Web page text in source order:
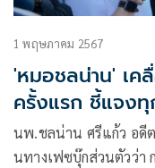
1 พฤษภาคม 2567
'หมอชลน่าน' เค
ครั้งแรก ชี้แจงทุ
นพ.ชลน่าน ศรีแก้ว อดี
นทางเฟซบุ๊กส่วนตัวว่